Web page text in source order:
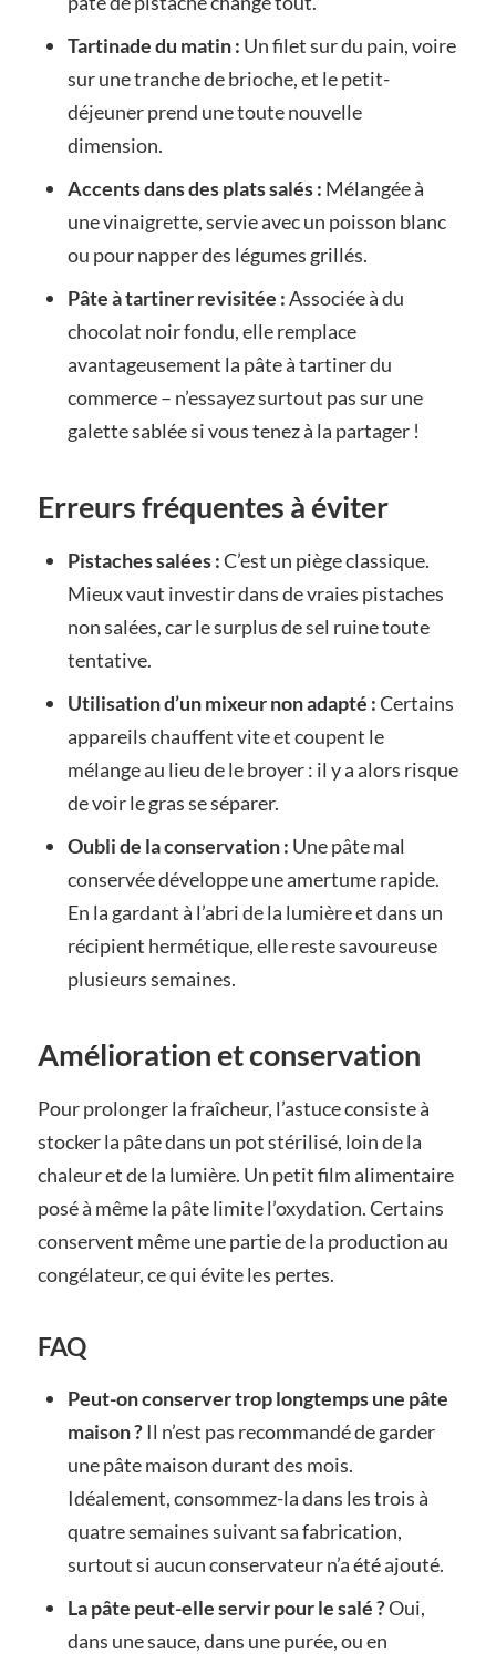
Tartinade du matin : Un filet sur du pain, voire
sur une tranche de brioche, et le petit-
déjeuner prend une toute nouvelle
dimension.
Accents dans des plats salés : Mélangée à
une vinaigrette, servie avec un poisson blanc
ou pour napper des légumes grillés.
Pâte à tartiner revisitée :Associée à du
chocolat noir fondu, elle remplace
avantageusement la pâte à tartiner du
commerce – n’essayez surtout pas sur une
galette sablée si vous tenez à la partager !
Erreurs fréquentes à éviter
Pistaches salées :C’est un piège classique.
Mieux vaut investir dans de vraies pistaches
non salées, car le surplus de sel ruine toute
tentative.
Utilisation d’un mixeur non adapté :Certains
appareils chauffent vite et coupent le
mélange au lieu de le broyer : il y a alors risque
de voir le gras se séparer.
Oubli de la conservation : Une pâte mal
conservée développe une amertume rapide.
En la gardant à l’abri de la lumière et dans un
récipient hermétique, elle reste savoureuse
plusieurs semaines.
Amélioration et conservation
Pour prolonger la fraîcheur, l’astuce consiste à
stocker la pâte dans un pot stérilisé, loin de la
chaleur et de la lumière. Un petit film alimentaire
posé à même la pâte limite l’oxydation. Certains
conservent même une partie de la production au
congélateur, ce qui évite les pertes.
FAQ
Peut-on conserver trop longtemps une pâte
maison ?Il n’est pas recommandé de garder
une pâte maison durant des mois.
Idéalement, consommez-la dans les trois à
quatre semaines suivant sa fabrication,
surtout si aucun conservateur n’a été ajouté.
La pâte peut-elle servir pour le salé ?Oui,
dans une sauce, dans une purée, ou en